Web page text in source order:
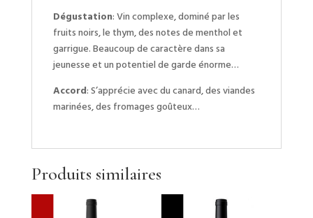
Dégustation: Vin complexe, dominé par les
fruits noirs, le thym, des notes de menthol et
garrigue. Beaucoup de caractère dans sa
jeunesse et un potentiel de garde énorme…
Accord: S’apprécie avec du canard, des viandes
marinées, des fromages goûteux…
Produits similaires